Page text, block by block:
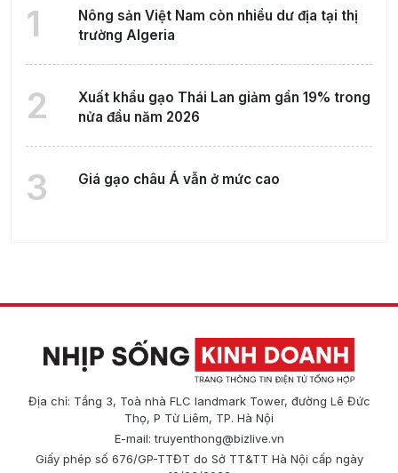
1
Nông sản Việt Nam còn nhiều dư địa tại thị
trường Algeria
2
Xuất khẩu gạo Thái Lan giảm gần 19% trong
nửa đầu năm 2026
3 Giá gạo châu Á vẫn ở mức cao
Địa chỉ: Tầng 3, Toà nhà FLC landmark Tower, đường Lê Đức
Thọ, P Từ Liêm, TP. Hà Nội
E-mail:truyenthong@bizlive.vn
Giấy phép số 676/GP-TTĐT do Sở TT&TT Hà Nội cấp ngày